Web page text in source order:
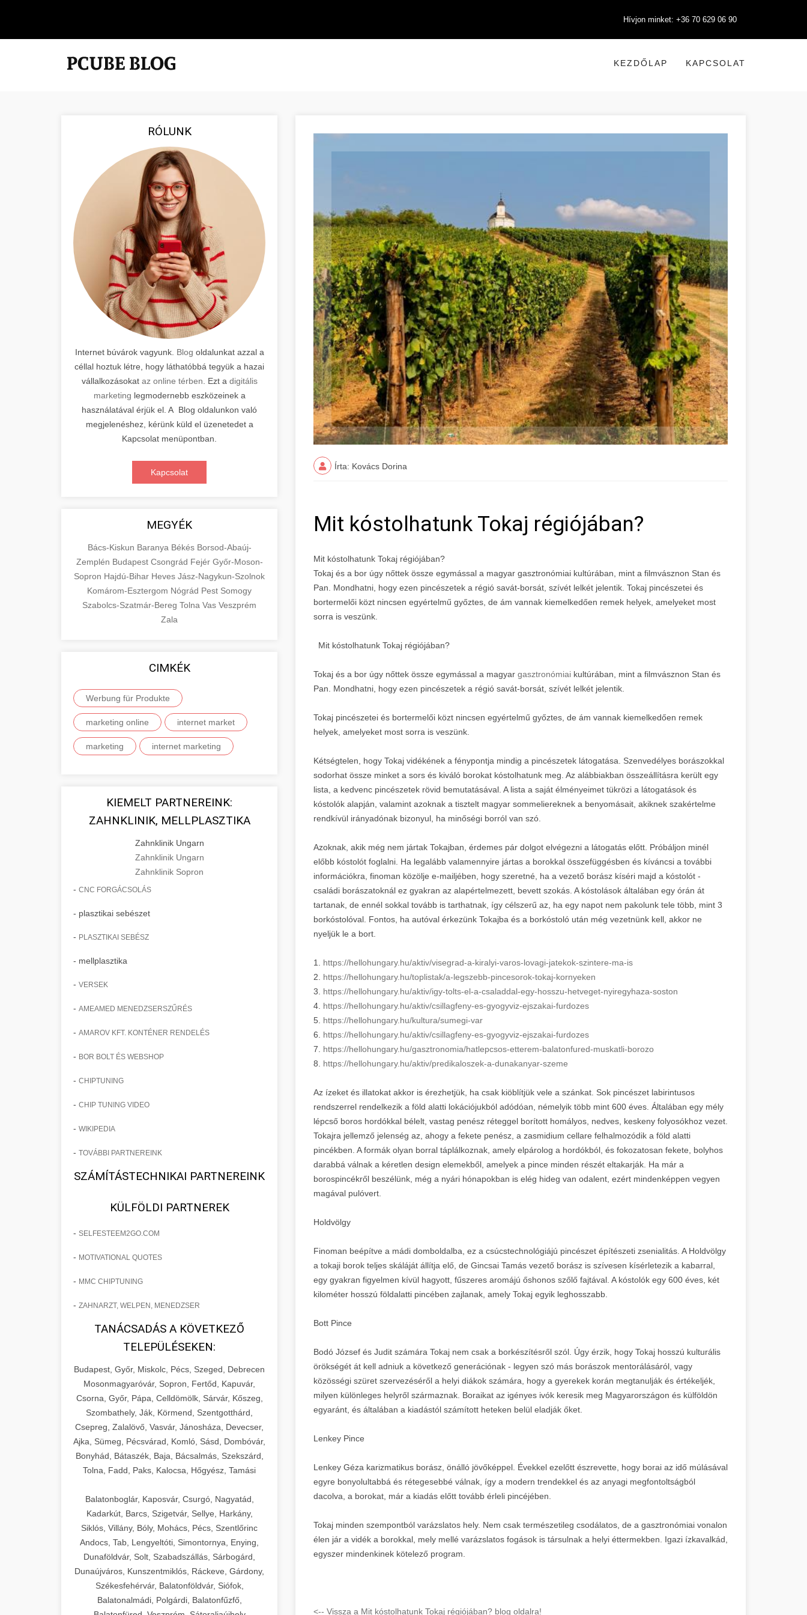
Hívjon minket: +36 70 629 06 90
KEZDŐLAP KAPCSOLAT
RÓLUNK
Internet búvárok vagyunk. Blog oldalunkat azzal a
céllal hoztuk létre, hogy láthatóbbá tegyük a hazai
vállalkozásokat az online térben . Ezt a digitális
marketing legmodernebb eszközeinek a
használatával érjük el. A Blog oldalunkon való
megjelenéshez, kérünk küld el üzenetedet a
Kapcsolat menüpontban.
Kapcsolat
MEGYÉK
Bács-Kiskun Baranya Békés Borsod-Abaúj-
Zemplén Budapest Csongrád Fejér Győr-Moson-
Sopron Hajdú-Bihar Heves Jász-Nagykun-Szolnok
Komárom-Esztergom Nógrád Pest Somogy
Szabolcs-Szatmár-Bereg Tolna Vas Veszprém
Zala
CIMKÉK
Werbung für Produkte
marketing online internet market
marketing internet marketing
KIEMELT PARTNEREINK:
ZAHNKLINIK, MELLPLASZTIKA
Zahnklinik Ungarn
Zahnklinik Ungarn
Zahnklinik Sopron
- CNC FORGÁCSOLÁS
- plasztikai sebészet
- PLASZTIKAI SEBÉSZ
- mellplasztika
- VERSEK
- AMEAMED MENEDZSERSZŰRÉS
- AMAROV KFT. KONTÉNER RENDELÉS
- BOR BOLT ÉS WEBSHOP
- CHIPTUNING
- CHIP TUNING VIDEO
- WIKIPEDIA
- TOVÁBBI PARTNEREINK
SZÁMÍTÁSTECHNIKAI PARTNEREINK
KÜLFÖLDI PARTNEREK
- SELFESTEEM2GO.COM
- MOTIVATIONAL QUOTES
- MMC CHIPTUNING
- ZAHNARZT, WELPEN, MENEDZSER
TANÁCSADÁS A KÖVETKEZŐ
TELEPÜLÉSEKEN:
Budapest, Győr, Miskolc, Pécs, Szeged, Debrecen
Mosonmagyaróvár, Sopron, Fertőd, Kapuvár,
Csorna, Győr, Pápa, Celldömölk, Sárvár, Kőszeg,
Szombathely, Ják, Körmend, Szentgotthárd,
Csepreg, Zalalövő, Vasvár, Jánosháza, Devecser,
Ajka, Sümeg, Pécsvárad, Komló, Sásd, Dombóvár,
Bonyhád, Bátaszék, Baja, Bácsalmás, Szekszárd,
Tolna, Fadd, Paks, Kalocsa, Hőgyész, Tamási
Balatonboglár, Kaposvár, Csurgó, Nagyatád,
Kadarkút, Barcs, Szigetvár, Sellye, Harkány,
Siklós, Villány, Bóly, Mohács, Pécs, Szentlőrinc
Andocs, Tab, Lengyeltóti, Simontornya, Enying,
Dunaföldvár, Solt, Szabadszállás, Sárbogárd,
Dunaújváros, Kunszentmiklós, Ráckeve, Gárdony,
Székesfehérvár, Balatonföldvár, Siófok,
Balatonalmádi, Polgárdi, Balatonfűzfő,
Írta: Kovács Dorina
Mit kóstolhatunk Tokaj régiójában?
Mit kóstolhatunk Tokaj régiójában?
Tokaj és a bor úgy nőttek össze egymással a magyar gasztronómiai kultúrában, mint a filmvásznon Stan és
Pan. Mondhatni, hogy ezen pincészetek a régió savát-borsát, szívét lelkét jelentik. Tokaj pincészetei és
bortermelői közt nincsen egyértelmű győztes, de ám vannak kiemelkedően remek helyek, amelyeket most
sorra is veszünk.
Mit kóstolhatunk Tokaj régiójában?
Tokaj és a bor úgy nőttek össze egymással a magyar gasztronómiai kultúrában, mint a filmvásznon Stan és
Pan. Mondhatni, hogy ezen pincészetek a régió savát-borsát, szívét lelkét jelentik.
Tokaj pincészetei és bortermelői közt nincsen egyértelmű győztes, de ám vannak kiemelkedően remek
helyek, amelyeket most sorra is veszünk.
Kétségtelen, hogy Tokaj vidékének a fénypontja mindig a pincészetek látogatása. Szenvedélyes borászokkal
sodorhat össze minket a sors és kiváló borokat kóstolhatunk meg. Az alábbiakban összeállításra került egy
lista, a kedvenc pincészetek rövid bemutatásával. A lista a saját élményeimet tükrözi a látogatások és
kóstolók alapján, valamint azoknak a tisztelt magyar sommeliereknek a benyomásait, akiknek szakértelme
rendkívül irányadónak bizonyul, ha minőségi borról van szó.
Azoknak, akik még nem jártak Tokajban, érdemes pár dolgot elvégezni a látogatás előtt. Próbáljon minél
előbb kóstolót foglalni. Ha legalább valamennyire jártas a borokkal összefüggésben és kíváncsi a további
információkra, finoman közölje e-mailjében, hogy szeretné, ha a vezető borász kíséri majd a kóstolót -
családi borászatoknál ez gyakran az alapértelmezett, bevett szokás. A kóstolások általában egy órán át
tartanak, de ennél sokkal tovább is tarthatnak, így célszerű az, ha egy napot nem pakolunk tele több, mint 3
borkóstolóval. Fontos, ha autóval érkezünk Tokajba és a borkóstoló után még vezetnünk kell, akkor ne
nyeljük le a bort.
1. https://hellohungary.hu/aktiv/visegrad-a-kiralyi-varos-lovagi-jatekok-szintere-ma-is
2. https://hellohungary.hu/toplistak/a-legszebb-pincesorok-tokaj-kornyeken
3. https://hellohungary.hu/aktiv/igy-tolts-el-a-csaladdal-egy-hosszu-hetveget-nyiregyhaza-soston
4. https://hellohungary.hu/aktiv/csillagfeny-es-gyogyviz-ejszakai-furdozes
5. https://hellohungary.hu/kultura/sumegi-var
6. https://hellohungary.hu/aktiv/csillagfeny-es-gyogyviz-ejszakai-furdozes
7. https://hellohungary.hu/gasztronomia/hatlepcsos-etterem-balatonfured-muskatli-borozo
8. https://hellohungary.hu/aktiv/predikaloszek-a-dunakanyar-szeme
Az ízeket és illatokat akkor is érezhetjük, ha csak kiöblítjük vele a szánkat. Sok pincészet labirintusos
rendszerrel rendelkezik a föld alatti lokációjukból adódóan, némelyik több mint 600 éves. Általában egy mély
lépcső boros hordókkal bélelt, vastag penész réteggel borított homályos, nedves, keskeny folyosókhoz vezet.
Tokajra jellemző jelenség az, ahogy a fekete penész, a zasmidium cellare felhalmozódik a föld alatti
pincékben. A formák olyan borral táplálkoznak, amely elpárolog a hordókból, és fokozatosan fekete, bolyhos
darabbá válnak a kéretlen design elemekből, amelyek a pince minden részét eltakarják. Ha már a
borospincékről beszélünk, még a nyári hónapokban is elég hideg van odalent, ezért mindenképpen vegyen
magával pulóvert.
Holdvölgy
Finoman beépítve a mádi domboldalba, ez a csúcstechnológiájú pincészet építészeti zsenialitás. A Holdvölgy
a tokaji borok teljes skáláját állítja elő, de Gincsai Tamás vezető borász is szívesen kísérletezik a kabarral,
egy gyakran figyelmen kívül hagyott, fűszeres aromájú őshonos szőlő fajtával. A kóstolók egy 600 éves, két
kilométer hosszú földalatti pincében zajlanak, amely Tokaj egyik leghosszabb.
Bott Pince
Bodó József és Judit számára Tokaj nem csak a borkészítésről szól. Úgy érzik, hogy Tokaj hosszú kulturális
örökségét át kell adniuk a következő generációnak - legyen szó más borászok mentorálásáról, vagy
közösségi szüret szervezéséről a helyi diákok számára, hogy a gyerekek korán megtanulják és értékeljék,
milyen különleges helyről származnak. Boraikat az igényes ivók keresik meg Magyarországon és külföldön
egyaránt, és általában a kiadástól számított heteken belül eladják őket.
Lenkey Pince
Lenkey Géza karizmatikus borász, önálló jövőképpel. Évekkel ezelőtt észrevette, hogy borai az idő múlásával
egyre bonyolultabbá és rétegesebbé válnak, így a modern trendekkel és az anyagi megfontoltságból
dacolva, a borokat, már a kiadás előtt tovább érleli pincéjében.
Tokaj minden szempontból varázslatos hely. Nem csak természetileg csodálatos, de a gasztronómiai vonalon
élen jár a vidék a borokkal, mely mellé varázslatos fogások is társulnak a helyi éttermekben. Igazi ízkavalkád,
egyszer mindenkinek kötelező program.
<-- Vissza a Mit kóstolhatunk Tokaj régiójában? blog oldalra!